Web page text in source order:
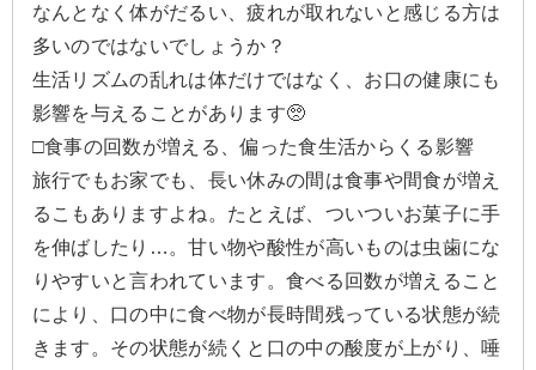
なんとなく体がだるい、疲れが取れないと感じる方は
多いのではないでしょうか？
生活リズムの乱れは体だけではなく、お口の健康にも
影響を与えることがあります🥺
□食事の回数が増える、偏った食生活からくる影響
旅行でもお家でも、長い休みの間は食事や間食が増え
るこもありますよね。たとえば、ついついお菓子に手
を伸ばしたり…。甘い物や酸性が高いものは虫歯にな
りやすいと言われています。食べる回数が増えること
により、口の中に食べ物が長時間残っている状態が続
きます。その状態が続くと口の中の酸度が上がり、唾